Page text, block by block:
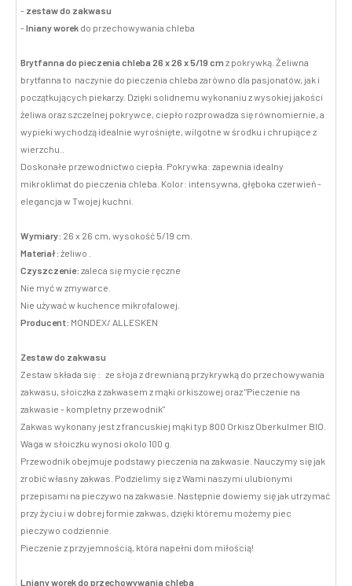
- zestaw do zakwasu
-lniany worek do przechowywania chleba
Brytfanna do pieczenia chleba 26 x 26 x 5/19 cm z pokrywką. Żeliwna
brytfanna to naczynie do pieczenia chleba zarówno dla pasjonatów, jak i
początkujących piekarzy. Dzięki solidnemu wykonaniu z wysokiej jakości
żeliwa oraz szczelnej pokrywce, ciepło rozprowadza się równomiernie, a
wypieki wychodzą idealnie wyrośnięte, wilgotne w środku i chrupiące z
wierzchu..
Doskonałe przewodnictwo ciepła. Pokrywka: zapewnia idealny
mikroklimat do pieczenia chleba. Kolor: intensywna, głęboka czerwień -
elegancja w Twojej kuchni.
Wymiary: 26 x 26 cm, wysokość 5/19 cm.
Materiał: żeliwo .
Czyszczenie: zaleca się mycie ręczne
Nie myć w zmywarce.
Nie używać w kuchence mikrofalowej.
Producent: MONDEX/ ALLESKEN
Zestaw do zakwasu
Zestaw składa się : ze słoja z drewnianą przykrywką do przechowywania
zakwasu, słoiczka z zakwasem z mąki orkiszowej oraz "Pieczenie na
zakwasie - kompletny przewodnik"
Zakwas wykonany jest z francuskiej mąki typ 800 Orkisz Oberkulmer BIO.
Waga w słoiczku wynosi okolo 100 g.
Przewodnik obejmuje podstawy pieczenia na zakwasie. Nauczymy się jak
zrobić własny zakwas. Podzielimy się z Wami naszymi ulubionymi
przepisami na pieczywo na zakwasie. Następnie dowiemy się jak utrzymać
przy życiu i w dobrej formie zakwas, dzięki któremu możemy piec
pieczywo codziennie.
Pieczenie z przyjemnością, która napełni dom miłością!
Lniany worek do przechowywania chleba